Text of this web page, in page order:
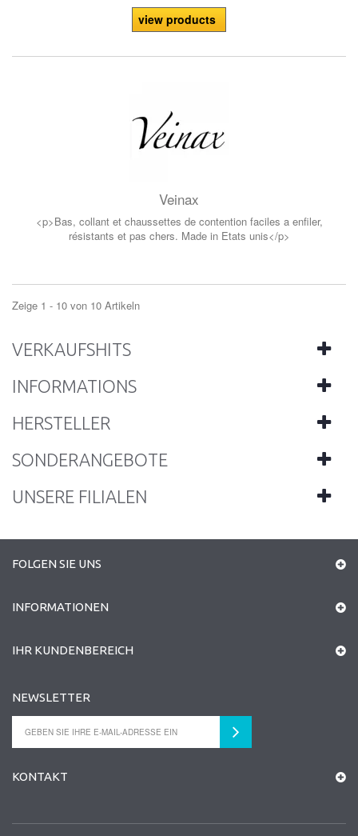
view products
Veinax
<p>Bas, collant et chaussettes de contention faciles a enfiler,
résistants et pas chers. Made in Etats unis</p>
Zeige 1 - 10 von 10 Artikeln
VERKAUFSHITS
INFORMATIONS
HERSTELLER
SONDERANGEBOTE
UNSERE FILIALEN
FOLGEN SIE UNS
INFORMATIONEN
IHR KUNDENBEREICH
NEWSLETTER
KONTAKT